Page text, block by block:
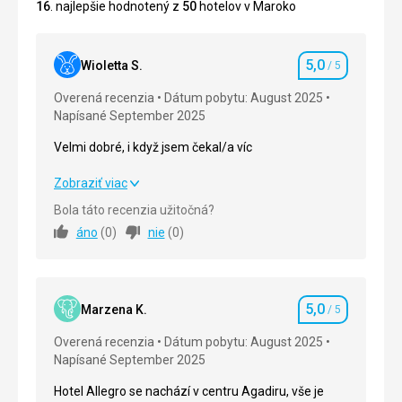
16. najlepšie hodnotený z 50 hotelov v Maroko
Wioletta S. Hodnotenie
5,0 / 5
Overená recenzia
Dátum pobytu: August 2025
Napísané September 2025
Velmi dobré, i když jsem čekal/a víc
Velmi dobré, i když jsem čekal/a víc
Strava
Služby 5,0/ 5
Cena
Zobraziť viac
Bola táto recenzia užitočná?
áno (0) nie (0)
Marzena K. Hodnotenie
5,0 / 5
Overená recenzia
Dátum pobytu: August 2025
Napísané September 2025
Hotel Allegro se nachází v centru Agadiru, vše je